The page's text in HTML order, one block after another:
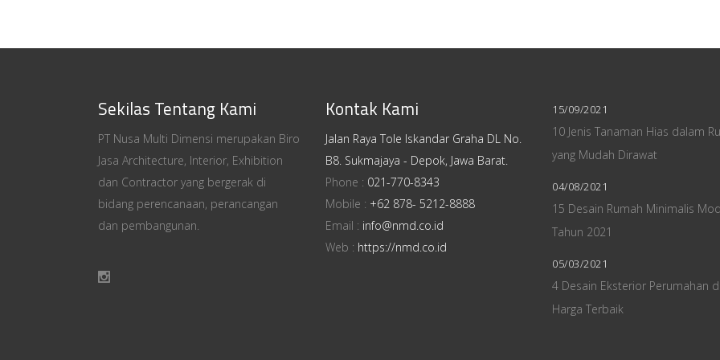
Sekilas Tentang Kami
PT Nusa Multi Dimensi merupakan Biro
Jasa Architecture, Interior, Exhibition
dan Contractor yang bergerak di
bidang perencanaan, perancangan
dan pembangunan.
Kontak Kami
Jalan Raya Tole Iskandar Graha DL No.
B8. Sukmajaya - Depok, Jawa Barat.
Phone : 021-770-8343
Mobile : +62 878- 5212-8888
Email : info@nmd.co.id
Web : https://nmd.co.id
15/09/2021
10 Jenis Tanaman Hias dalam
yang Mudah Dirawat
04/08/2021
15 Desain Rumah Minimalis
Tahun 2021
05/03/2021
4 Desain Eksterior Perumahan
Harga Terbaik